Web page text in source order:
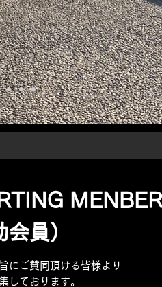
MENBER
会員）
にご賛同頂ける皆様より
しております。